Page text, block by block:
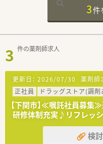
3件
3 件の薬剤師求人
更新日： 2026/07/30 薬剤師
正社員
ドラッグストア(調剤
【下関市】≪嘱託社員募
研修体制充実♪リフレッ
検